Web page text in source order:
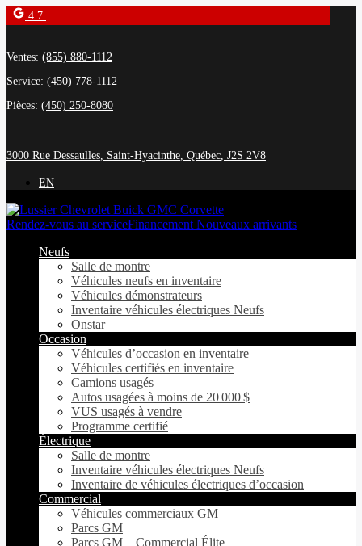
4.7
Ventes: (855) 880-1112
Service: (450) 778-1112
Pièces: (450) 250-8080
3000 Rue Dessaulles, Saint-Hyacinthe, Québec, J2S 2V8
EN
Rendez-vous au serviceFinancement Nouveaux arrivants
Neufs
Salle de montre
Véhicules neufs en inventaire
Véhicules démonstrateurs
Inventaire véhicules électriques Neufs
Onstar
Occasion
Véhicules d’occasion en inventaire
Véhicules certifiés en inventaire
Camions usagés
Autos usagées à moins de 20 000 $
VUS usagés à vendre
Programme certifié
Électrique
Salle de montre
Inventaire véhicules électriques Neufs
Inventaire de véhicules électriques d’occasion
Commercial
Véhicules commerciaux GM
Parcs GM
Parcs GM – Commercial Élite